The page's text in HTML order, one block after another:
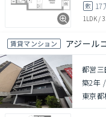
敷 17
1LDK/
賃貸マンション アジール
都営
築2年 /
東京